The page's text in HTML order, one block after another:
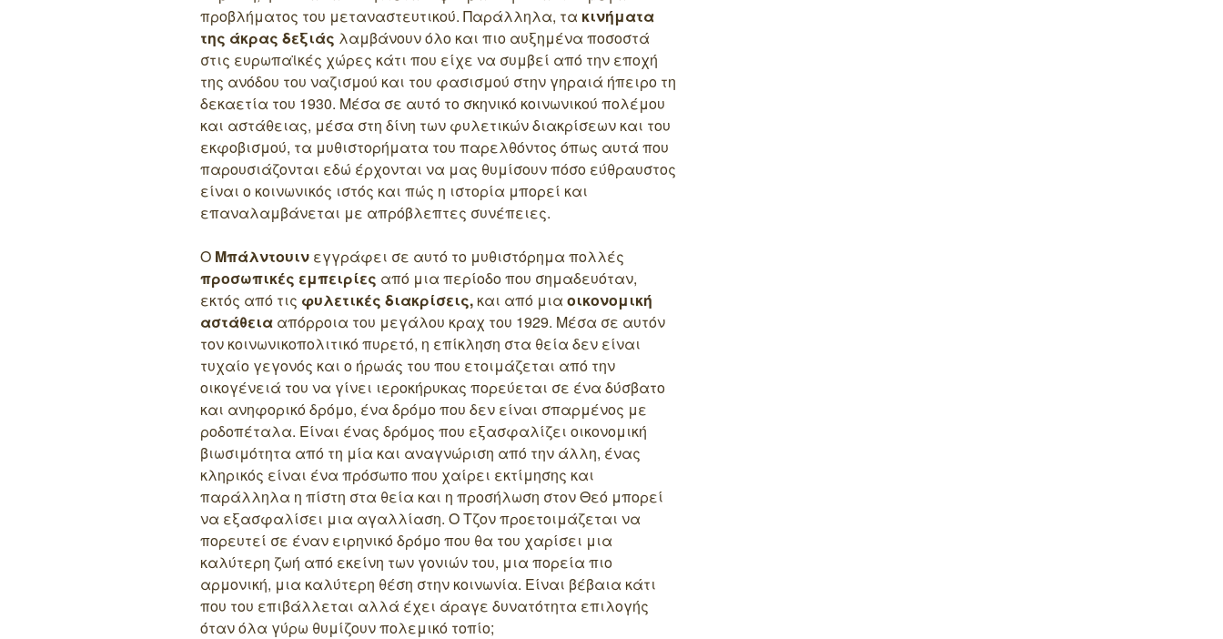
προβλήματος του μεταναστευτικού. Παράλληλα, τα κινήματα
της άκρας δεξιάς λαμβάνουν όλο και πιο αυξημένα ποσοστά
στις ευρωπαϊκές χώρες κάτι που είχε να συμβεί από την εποχή
της ανόδου του ναζισμού και του φασισμού στην γηραιά ήπειρο τη
δεκαετία του 1930. Μέσα σε αυτό το σκηνικό κοινωνικού πολέμου
και αστάθειας, μέσα στη δίνη των φυλετικών διακρίσεων και του
εκφοβισμού, τα μυθιστορήματα του παρελθόντος όπως αυτά που
παρουσιάζονται εδώ έρχονται να μας θυμίσουν πόσο εύθραυστος
είναι ο κοινωνικός ιστός και πώς η ιστορία μπορεί και
επαναλαμβάνεται με απρόβλεπτες συνέπειες.
Ο Μπάλντουιν εγγράφει σε αυτό το μυθιστόρημα πολλές
προσωπικές εμπειρίες από μια περίοδο που σημαδευόταν,
εκτός από τις φυλετικές διακρίσεις, και από μια οικονομική
αστάθεια απόρροια του μεγάλου κραχ του 1929. Μέσα σε αυτόν
τον κοινωνικοπολιτικό πυρετό, η επίκληση στα θεία δεν είναι
τυχαίο γεγονός και ο ήρωάς του που ετοιμάζεται από την
οικογένειά του να γίνει ιεροκήρυκας πορεύεται σε ένα δύσβατο
και ανηφορικό δρόμο, ένα δρόμο που δεν είναι σπαρμένος με
ροδοπέταλα. Είναι ένας δρόμος που εξασφαλίζει οικονομική
βιωσιμότητα από τη μία και αναγνώριση από την άλλη, ένας
κληρικός είναι ένα πρόσωπο που χαίρει εκτίμησης και
παράλληλα η πίστη στα θεία και η προσήλωση στον Θεό μπορεί
να εξασφαλίσει μια αγαλλίαση. Ο Τζον προετοιμάζεται να
πορευτεί σε έναν ειρηνικό δρόμο που θα του χαρίσει μια
καλύτερη ζωή από εκείνη των γονιών του, μια πορεία πιο
αρμονική, μια καλύτερη θέση στην κοινωνία. Είναι βέβαια κάτι
που του επιβάλλεται αλλά έχει άραγε δυνατότητα επιλογής
όταν όλα γύρω θυμίζουν πολεμικό τοπίο;